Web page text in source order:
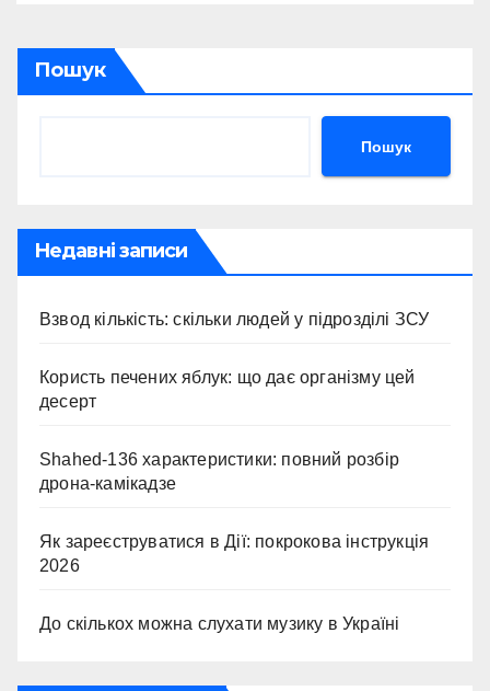
Пошук
Пошук
Недавні записи
Взвод кількість: скільки людей у підрозділі ЗСУ
Користь печених яблук: що дає організму цей
десерт
Shahed-136 характеристики: повний розбір
дрона-камікадзе
Як зареєструватися в Дії: покрокова інструкція
2026
До скількох можна слухати музику в Україні